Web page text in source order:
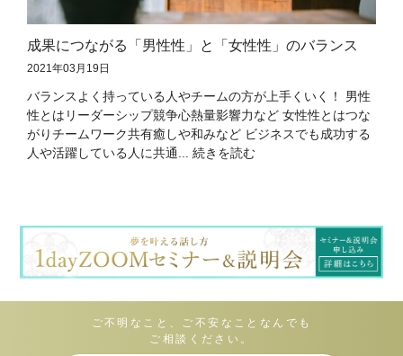
成果につながる「男性性」と「女性性」のバランス
2021年03月19日
バランスよく持っている人やチームの方が上手くいく！ 男性
性とはリーダーシップ競争心熱量影響力など 女性性とはつな
がりチームワーク共有癒しや和みなど ビジネスでも成功する
人や活躍している人に共通... 続きを読む
ご不明なこと、ご不安なことなんでも
ご相談ください。